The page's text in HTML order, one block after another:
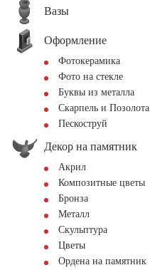
Вазы
Оформление
Фотокерамика
Фото на стекле
Буквы из металла
Скарпель и Позолота
Пескоструй
Декор на памятник
Акрил
Композитные цветы
Бронза
Металл
Скульптура
Цветы
Ордена на памятник